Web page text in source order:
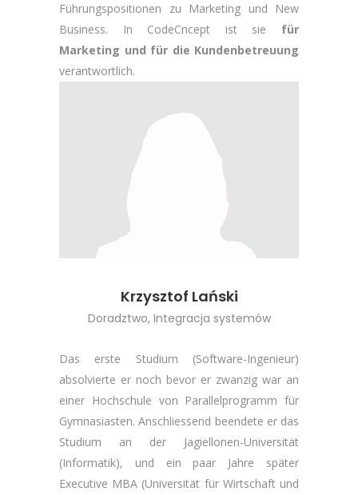
Führungspositionen zu Marketing und New
Business. In CodeCncept ist sie für
Marketing und für die Kundenbetreuung
verantwortlich.
Krzysztof Lański
Doradztwo, Integracja systemów
Das erste Studium (Software-Ingenieur)
absolvierte er noch bevor er zwanzig war an
einer Hochschule von Parallelprogramm für
Gymnasiasten. Anschliessend beendete er das
Studium an der Jagiellonen-Universität
(Informatik), und ein paar Jahre später
Executive MBA (Universität für Wirtschaft und